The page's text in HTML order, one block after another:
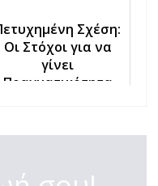
Σχέση:
Οι Στόχοι για να
γίνει
Πραγματικότητα